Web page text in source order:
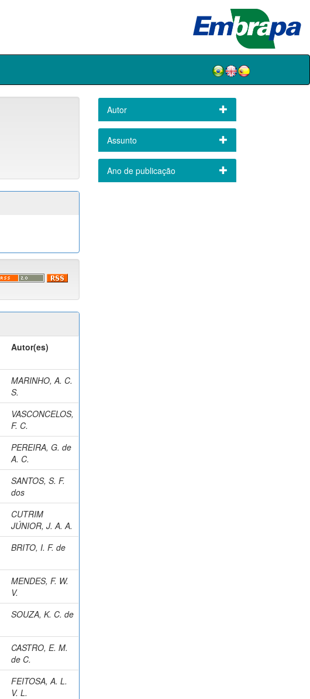
Autor(es)
MARINHO, A. C.
S.
VASCONCELOS,
F. C.
PEREIRA, G. de
A. C.
SANTOS, S. F.
dos
CUTRIM
JÚNIOR, J. A. A.
BRITO, I. F. de
MENDES, F. W.
V.
SOUZA, K. C. de
CASTRO, E. M.
de C.
FEITOSA, A. L.
V. L.
Autor
Assunto
Ano de publicação